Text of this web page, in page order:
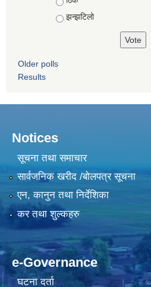
झन्झटिलो
Older polls
Results
Notices
सूचना तथा समाचार
सार्वजनिक खरीद /बोलपत्र सूचना
एन, कानुन तथा निर्देशिका
कर तथा शुल्कहरु
e-Governance
घटना दर्ता